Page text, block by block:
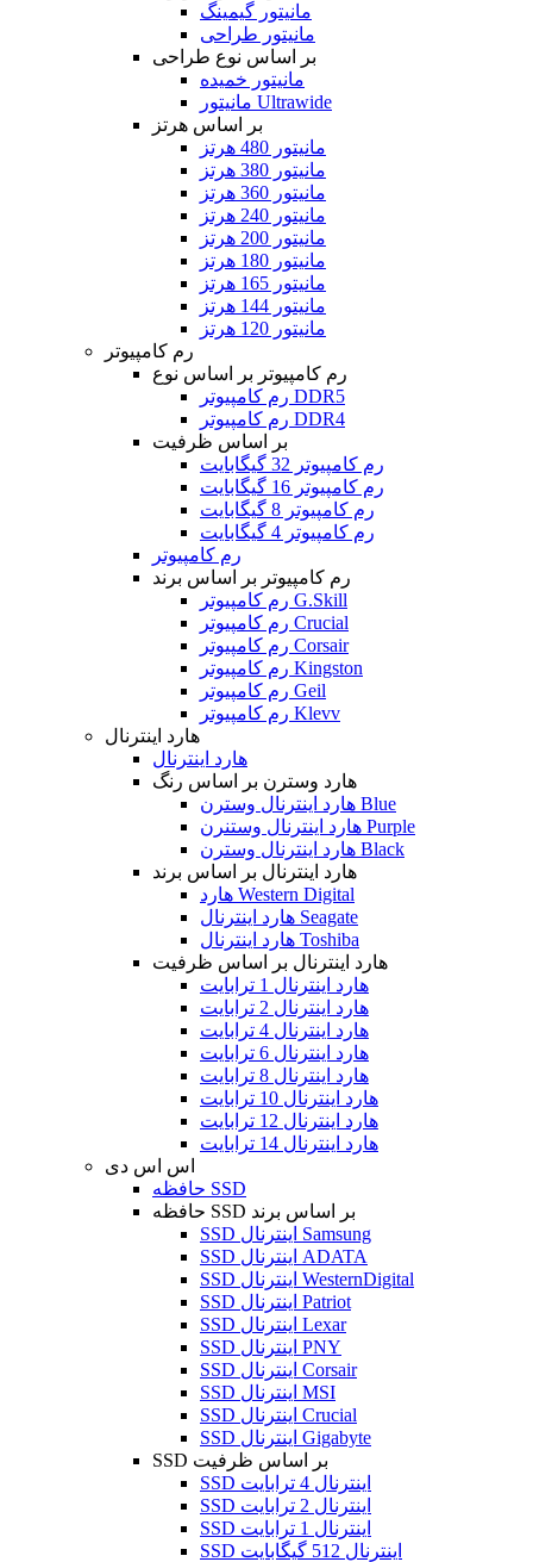
مانیتور گیمینگ
مانیتور طراحی
بر اساس نوع طراحی
مانیتور خمیده
مانیتور Ultrawide
بر اساس هرتز
مانیتور 480 هرتز
مانیتور 380 هرتز
مانیتور 360 هرتز
مانیتور 240 هرتز
مانیتور 200 هرتز
مانیتور 180 هرتز
مانیتور 165 هرتز
مانیتور 144 هرتز
مانیتور 120 هرتز
رم کامپیوتر
رم کامپیوتر بر اساس نوع
رم کامپیوتر DDR5
رم کامپیوتر DDR4
بر اساس ظرفیت
رم کامپیوتر 32 گیگابایت
رم کامپیوتر 16 گیگابایت
رم کامپیوتر 8 گیگابایت
رم کامپیوتر 4 گیگابایت
رم کامپیوتر
رم کامپیوتر بر اساس برند
رم کامپیوتر G.Skill
رم کامپیوتر Crucial
رم کامپیوتر Corsair
رم کامپیوتر Kingston
رم کامپیوتر Geil
رم کامپیوتر Klevv
هارد اینترنال
هارد اینترنال
هارد وسترن بر اساس رنگ
هارد اینترنال وسترن Blue
هارد اینترنال وستنرن Purple
هارد اینترنال وسترن Black
هارد اینترنال بر اساس برند
هارد Western Digital
هارد اینترنال Seagate
هارد اینترنال Toshiba
هارد اینترنال بر اساس ظرفیت
هارد اینترنال 1 ترابایت
هارد اینترنال 2 ترابایت
هارد اینترنال 4 ترابایت
هارد اینترنال 6 ترابایت
هارد اینترنال 8 ترابایت
هارد اینترنال 10 ترابایت
هارد اینترنال 12 ترابایت
هارد اینترنال 14 ترابایت
اس اس دی
حافظه SSD
حافظه SSD بر اساس برند
SSD اینترنال Samsung
SSD اینترنال ADATA
SSD اینترنال WesternDigital
SSD اینترنال Patriot
SSD اینترنال Lexar
SSD اینترنال PNY
SSD اینترنال Corsair
SSD اینترنال MSI
SSD اینترنال Crucial
SSD اینترنال Gigabyte
SSD بر اساس ظرفیت
SSD اینترنال 4 ترابایت
SSD اینترنال 2 ترابایت
SSD اینترنال 1 ترابایت
SSD اینترنال 512 گیگابایت